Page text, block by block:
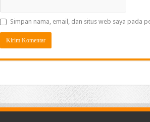
Simpan nama, email, dan situs web saya pada